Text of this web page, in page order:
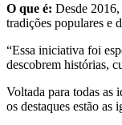
O que é: Desde
tradições populares e
“Essa iniciativa foi
descobrem histórias,
Voltada para todas as
os destaques estão